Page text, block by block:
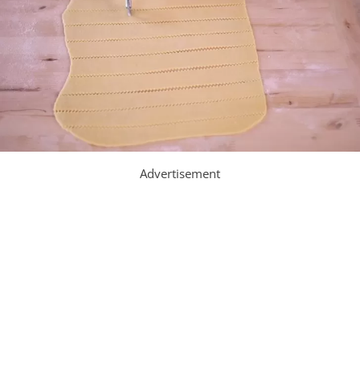
Advertisement